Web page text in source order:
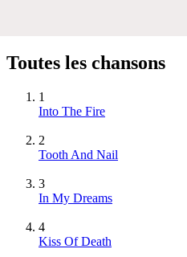
Toutes les chansons
1
Into The Fire
2
Tooth And Nail
3
In My Dreams
4
Kiss Of Death